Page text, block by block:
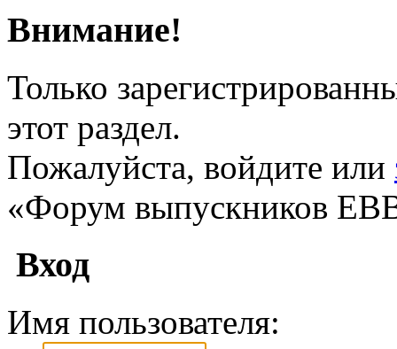
Внимание!
Только
этот раздел.
Пожалуйста, войдите или
«Форум выпускников
Вход
Имя пользователя: